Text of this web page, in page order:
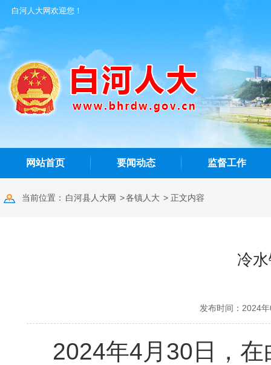
白河人大网欢迎您！
网站首页 要闻动态 监督工作
当前位置： 白河县人大网 >各镇人大 > 正文内容
冷
发布时间：2024
2024年4月 30 日，